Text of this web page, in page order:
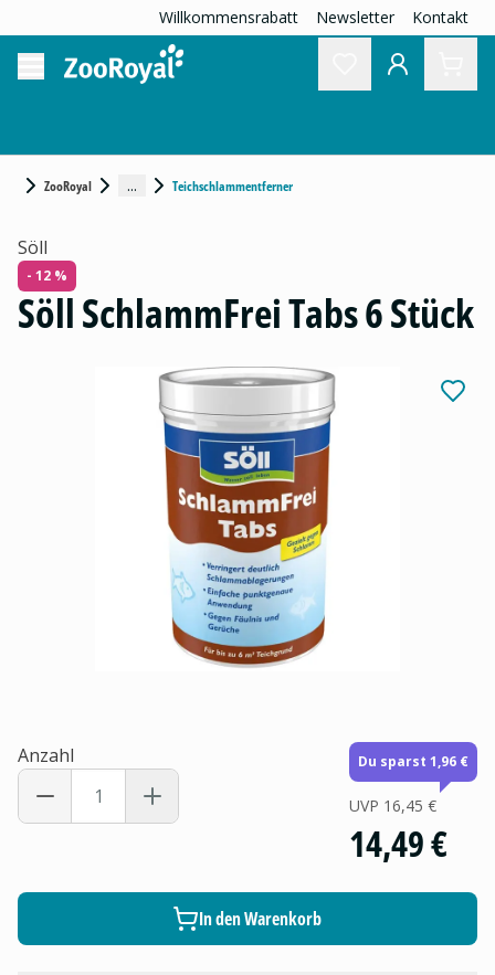
Willkommensrabatt Newsletter Kontakt
ZooRoyal ... Teichschlammentferner
Söll
- 12 %
Söll SchlammFrei Tabs 6 Stück
Anzahl Du sparst 1,96 €
UVP 16,45 €
14,49 €
In den Warenkorb